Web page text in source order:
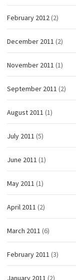
February 2012(2)
December 2011 (2)
November 2011 (1)
September 2011 (2)
August 2011 (1)
July 2011 (5)
June 2011 (1)
May 2011 (1)
April 2011 (2)
March 2011 (6)
February 2011 (3)
January 2011 (2)